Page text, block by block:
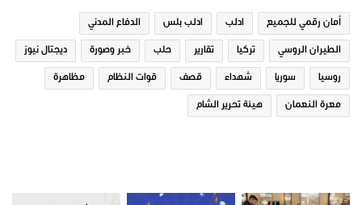
مشروبات رمضانية في ريف ادلب
أمان رقمي للجميع ادلب ادلب بلس الدفاع المدني
الطيران الروسي تركيا تقارير حلب خبر وصورة ديجتال نيوز
روسيا سوريا شهداء قصف قوات النظام مظاهرة
معرة النعمان هيئة تحرير الشام